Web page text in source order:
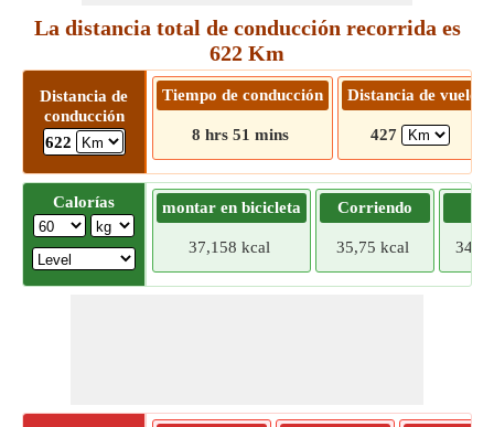
La distancia total de conducción recorrida es
622 Km
Distancia de
conducción
622
Tiempo de conducción
8 hrs 51 mins
Distancia de vuelo
427
Calorías montar en bicicleta
37,158 kcal
Corriendo
35,75 kcal